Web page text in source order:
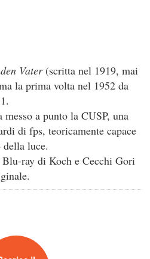
Vater(scritta nel 1919, mai
la prima volta nel 1952 da
a punto la CUSP, una
di fps, teoricamente capace
luce.
ray di Koch e Cecchi Gori